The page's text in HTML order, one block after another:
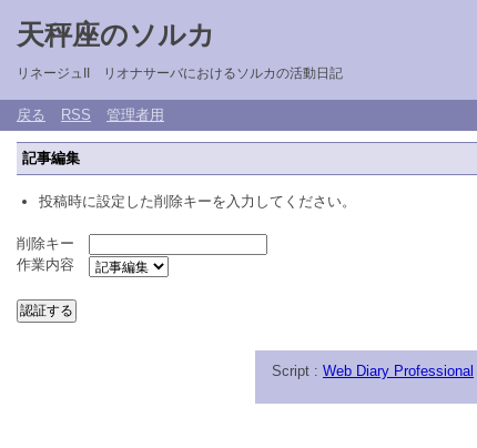
天秤座のソルカ
リネージュII リオナサーバにおけるソルカの活動日記
戻る RSS 管理者用
記事編集
投稿時に設定した削除キーを入力してください。
削除キー
作業内容
Script : Web Diary Professional